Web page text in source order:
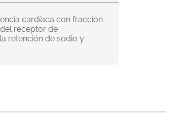
cardíaca con fracción
receptor de
retención de sodio y